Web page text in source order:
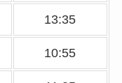
13:35
10:55